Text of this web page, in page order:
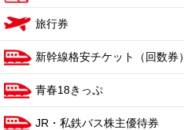
旅行券
新幹線格安チケット（回数券）
青春18きっぷ
JR・私鉄バス株主優待券